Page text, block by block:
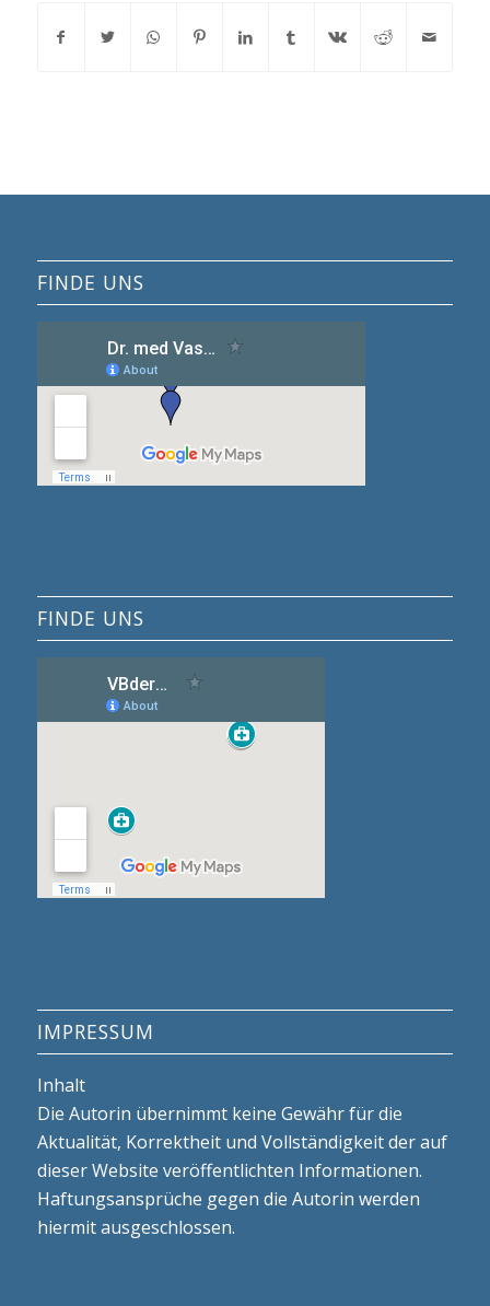
FINDE UNS
FINDE UNS
IMPRESSUM
Inhalt
Die Autorin übernimmt keine Gewähr für die
Aktualität, Korrektheit und Vollständigkeit der auf
dieser Website veröffentlichten Informationen.
Haftungsansprüche gegen die Autorin werden
hiermit ausgeschlossen.